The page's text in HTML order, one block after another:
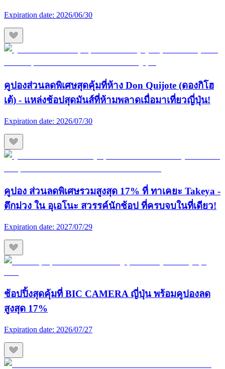
Expiration date: 2026/06/30
คูปองส่วนลดพิเศษสุดคุ้มที่ห้าง Don Quijote (ดองกิโฮ
เต้) - แหล่งช้อปสุดมันส์ที่ห้ามพลาดเมื่อมาเที่ยวญี่ปุ่น!
Expiration date: 2026/07/30
คูปอง ส่วนลดพิเศษรวมสูงสุด 17% ที่ ทาเคยะ Takeya -
ตึกม่วง ใน อุเอโนะ สวรรค์นักช้อป ที่ครบจบในที่เดียว!
Expiration date: 2027/07/29
ช้อปปิ้งสุดคุ้มที่ BIC CAMERA ญี่ปุ่น พร้อมคูปองลด
สูงสุด 17%
Expiration date: 2026/07/27